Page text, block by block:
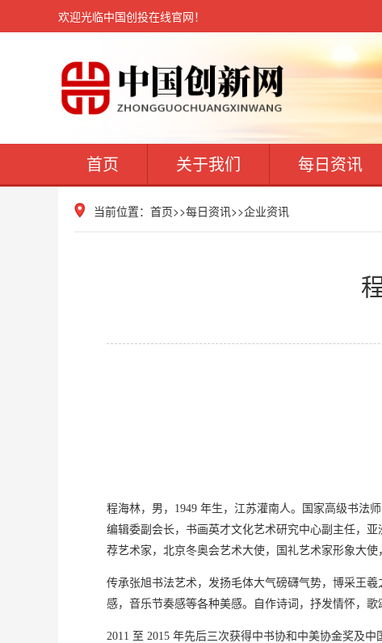
欢迎光临中国创投在线官网！
首页 关于我们 每日资讯
当前位置： 首页>>每日资讯>>企业资讯
程海林，男，1949 年生，江苏灌南人。国家高级书法
编辑委副会长，书画英才文化艺术研究中心副主任，
荐艺术家，北京冬奥会艺术大使，国礼艺术家形象大使
传承张旭书法艺术，发扬毛体大气磅礴气势，博采王
感，音乐节奏感等各种美感。自作诗词，抒发情怀，
2011 至 2015 年先后三次获得中书协和中美协金奖及